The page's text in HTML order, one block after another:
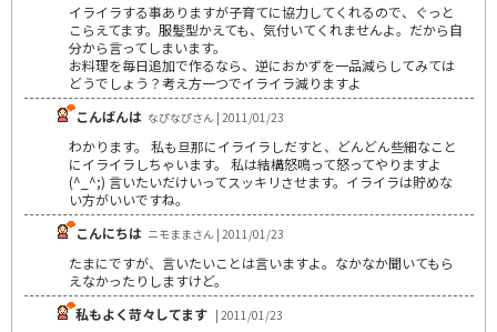
イライラする事ありますが子育てに協力してくれるので、ぐっと
こらえてます。服髪型かえても、気付いてくれませんよ。だから自
分から言ってしまいます。
お料理を毎日追加で作るなら、逆におかずを一品減らしてみては
どうでしょう？考え方一つでイライラ減りますよ
こんばんは なぴなぴさん | 2011/01/23
わかります。 私も旦那にイライラしだすと、どんどん些細なこと
にイライラしちゃいます。 私は結構怒鳴って怒ってやりますよ
(^_^;) 言いたいだけいってスッキリさせます。イライラは貯めな
い方がいいですね。
こんにちは ニモままさん | 2011/01/23
たまにですが、言いたいことは言いますよ。なかなか聞いてもら
えなかったりしますけど。
私もよく苛々してます | 2011/01/23